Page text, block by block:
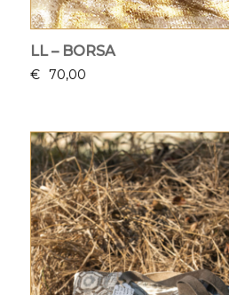
LL – BORSA
€ 70,00